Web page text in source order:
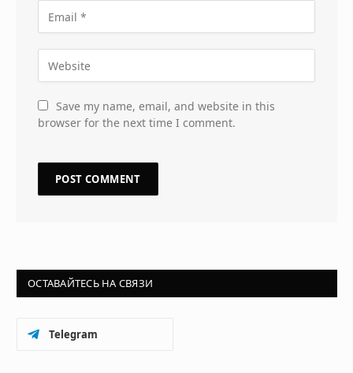
Save my name, email, and website in this
browser for the next time I comment.
ОСТАВАЙТЕСЬ НА СВЯЗИ
Telegram